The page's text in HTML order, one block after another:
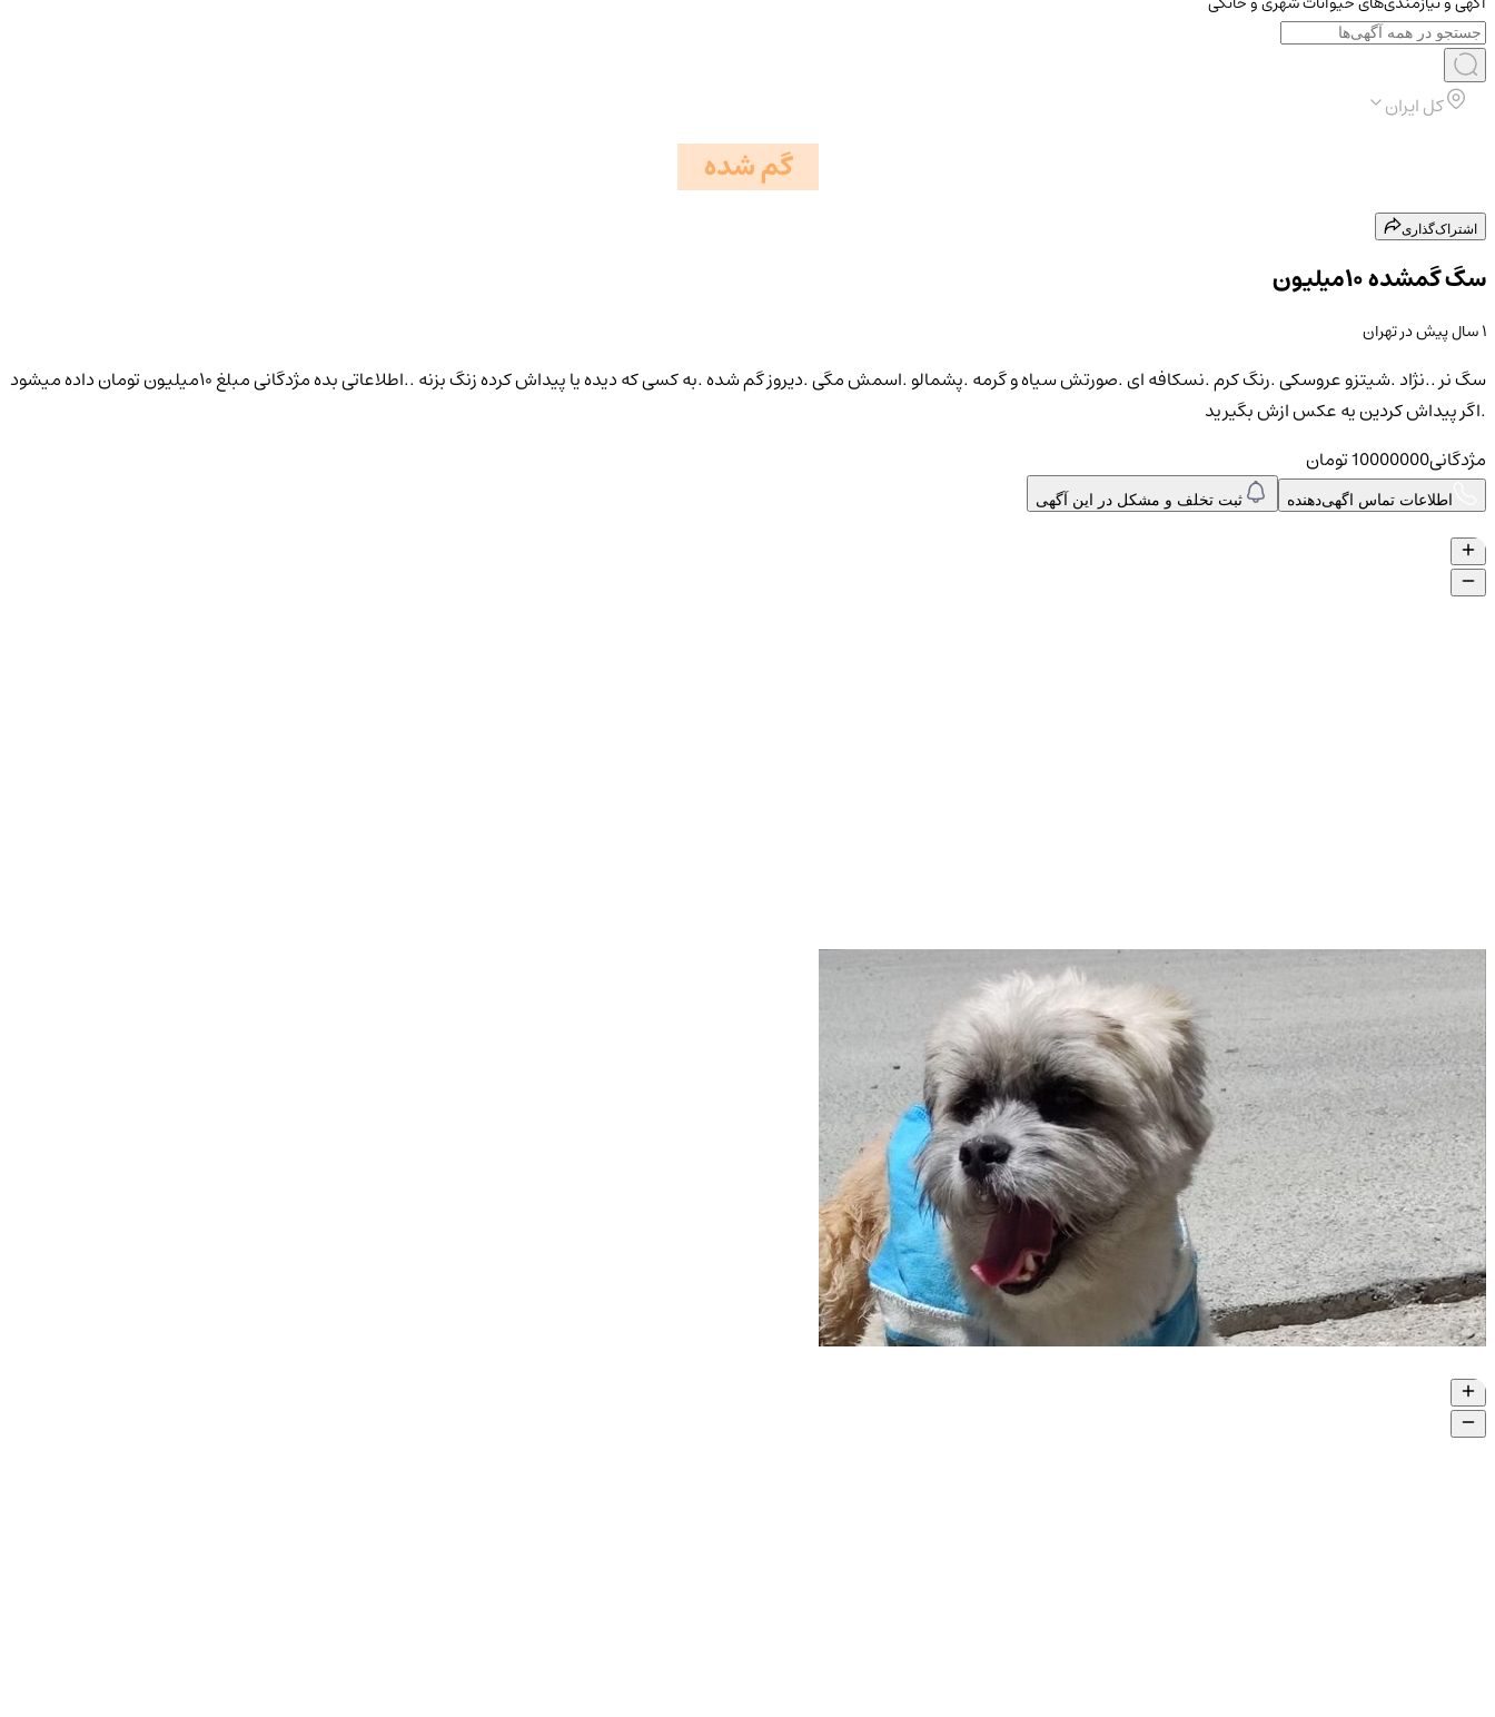
کل ایران
گم شده
اشتراک‌گذاری
سگ گمشده ۱۰میلیون
۱ سال پیش درتهران
سگ نر ..نژاد .شیتزو عروسکی .رنگ کرم .نسکافه ای .صورتش سیاه و گرمه .پشمالو .اسمش مگی .دیروز گم شده .به کسی که دیده یا پیداش کرده زنگ بزنه ..اطلاعاتی بده مژدگانی مبلغ ۱۰میلیون تومان داده میشود
.اگر پیداش کردین یه عکس ازش بگیرید
مژدگانی10000000تومان
اطلاعات تماس اگهی‌دهنده ثبت تخلف و مشکل در این آگهی